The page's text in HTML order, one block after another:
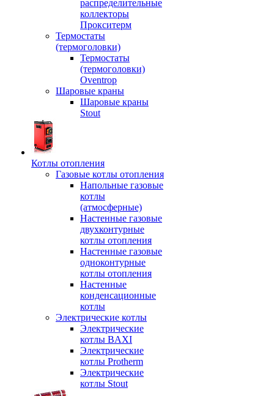
распределительные
коллекторы
Прокситерм
Термостаты
(термоголовки)
Термостаты
(термоголовки)
Oventrop
Шаровые краны
Шаровые краны
Stout
Котлы отопления
Газовые котлы отопления
Напольные газовые
котлы
(атмосферные)
Настенные газовые
двухконтурные
котлы отопления
Настенные газовые
одноконтурные
котлы отопления
Настенные
конденсационные
котлы
Электрические котлы
Электрические
котлы BAXI
Электрические
котлы Protherm
Электрические
котлы Stout